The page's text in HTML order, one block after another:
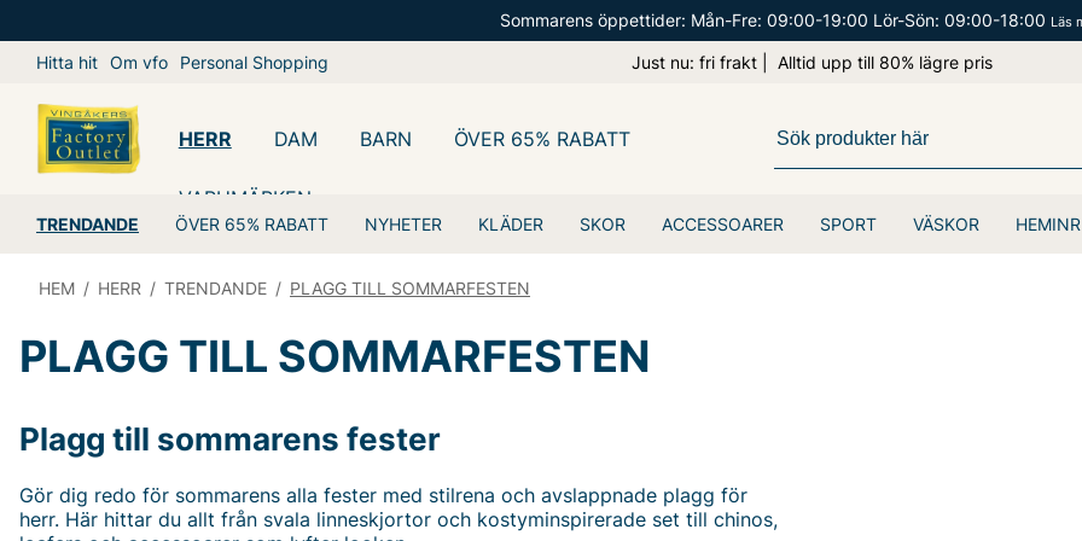
Sommarens öppettider: Mån-Fre: 09:00-19:00 Lör-Sön: 09:00-18:00 Läs
Hitta hit Om vfo Personal Shopping Just nu: fri frakt | Alltid upp till 80% lägre pris
HERR
TRENDANDE ÖVER 65% RABATT NYHETER KLÄDER SKOR ACCESSOARER SPORT VÄSKOR
DAM BARN ÖVER 65% RABATT
VARUMÄRKEN
HEM / HERR / TRENDANDE / PLAGG TILL SOMMARFESTEN
PLAGG TILL SOMMARFESTEN
Plagg till sommarens fester
Gör dig redo för sommarens alla fester med stilrena och avslappnade plagg för
herr. Här hittar du allt från svala linneskjortor och kostyminspirerade set till chinos,